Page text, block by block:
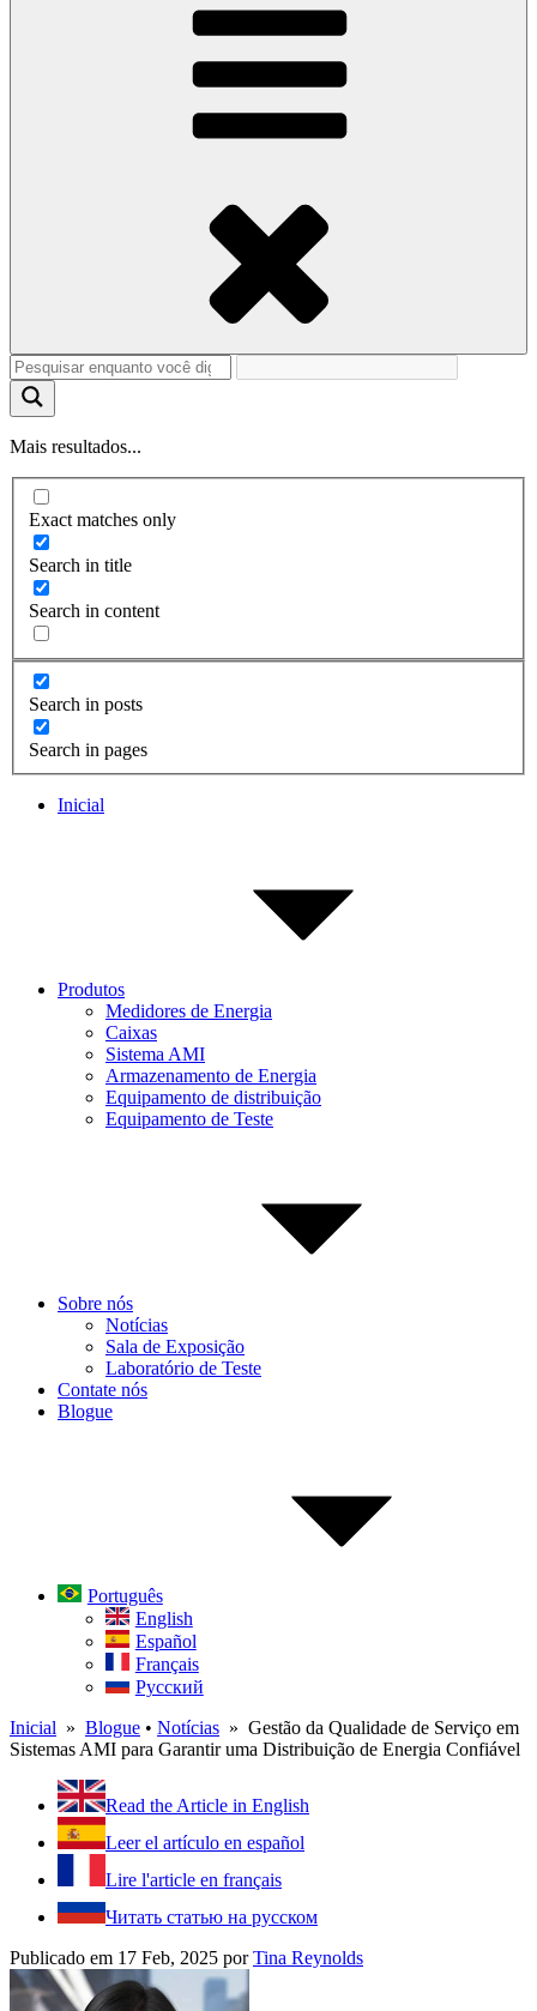
Mais resultados...
Exact matches only
Search in title
Search in content
Search in posts
Search in pages
Inicial
Produtos
Medidores de Energia
Caixas
Sistema AMI
Armazenamento de Energia
Equipamento de distribuição
Equipamento de Teste
Sobre nós
Notícias
Sala de Exposição
Laboratório de Teste
Contate nós
Blogue
Português
English
Español
Français
Русский
Inicial » Blogue • Notícias » Gestão da Qualidade de Serviço em
Sistemas AMI para Garantir uma Distribuição de Energia Confiável
Read the Article in English
Leer el artículo en español
Lire l'article en français
Читать статью на русском
Publicado em 17 Feb, 2025 porTina Reynolds